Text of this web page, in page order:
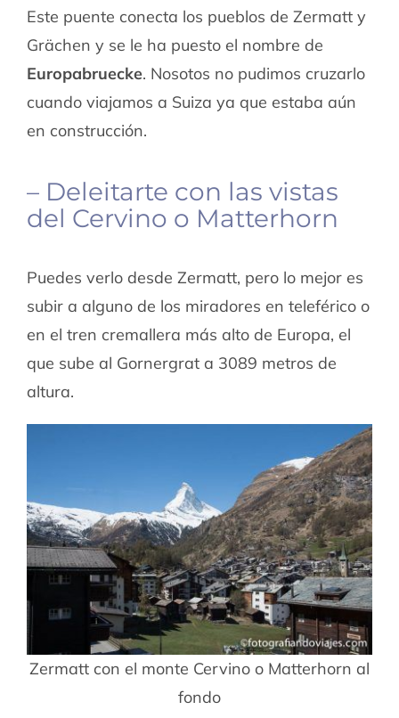
Este puente conecta los pueblos de Zermatt y
Grächen y se le ha puesto el nombre de
Europabruecke. Nosotos no pudimos cruzarlo
cuando viajamos a Suiza ya que estaba aún
en construcción.
– Deleitarte con las vistas
del Cervino o Matterhorn
Puedes verlo desde Zermatt, pero lo mejor es
subir a alguno de los miradores en teleférico o
en el tren cremallera más alto de Europa, el
que sube al Gornergrat a 3089 metros de
altura.
Zermatt con el monte Cervino o Matterhorn al
fondo